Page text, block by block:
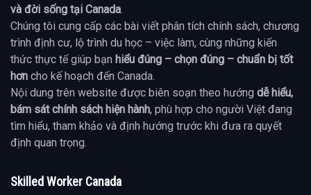
và đời sống tại Canada
Chúng tôi cung cấp các bài viết phân tích chính sách, chương
trình định cư, lộ trình du học – việc làm, cùng những kiến
thức thực tế giúp bạn hiểu đúng – chọn đúng – chuẩn bị tốt
hơn cho kế hoạch đến Canada.
Nội dung trên website được biên soạn theo hướng dễ hiểu,
bám sát chính sách hiện hành, phù hợp cho người Việt đang
tìm hiểu, tham khảo và định hướng trước khi đưa ra quyết
định quan trọng.
Skilled Worker Canada